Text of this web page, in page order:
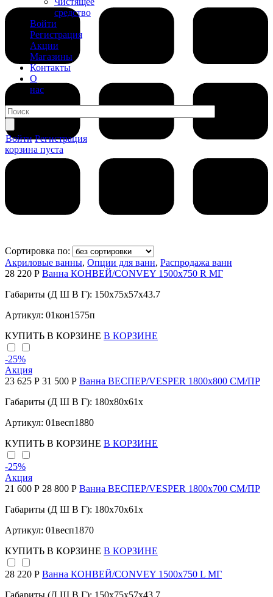
средство
Войти
Регистрация
Акции
Магазины
Контакты
О
нас
Войти Регистрация
корзина пуста
Сортировка по:
Акриловые ванны, Опции для ванн, Распродажа ванн
28 220 Р Ванна КОНВЕЙ/CONVEY 1500х750 R МГ
Габариты (Д Ш В Г): 150x75x57x43.7
Артикул: 01кон1575п
КУПИТЬ В КОРЗИНЕ В КОРЗИНЕ
-25%
Акция
23 625 Р 31 500 Р Ванна ВЕСПЕР/VESPER 1800х800 СМ/ПР
Габариты (Д Ш В Г): 180x80x61x
Артикул: 01весп1880
КУПИТЬ В КОРЗИНЕ В КОРЗИНЕ
-25%
Акция
21 600 Р 28 800 Р Ванна ВЕСПЕР/VESPER 1800х700 СМ/ПР
Габариты (Д Ш В Г): 180x70x61x
Артикул: 01весп1870
КУПИТЬ В КОРЗИНЕ В КОРЗИНЕ
28 220 Р Ванна КОНВЕЙ/CONVEY 1500х750 L МГ
Габариты (Д Ш В Г): 150x75x57x43.7